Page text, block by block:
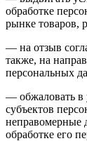
обработке
рынке товаров,
— на отзыв
также, на
персональных
— обжаловать в
субъектов
неправомерные
обработке его